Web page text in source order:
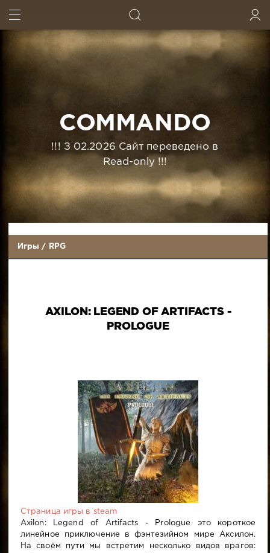
COMMANDO
!!! З 02.2026 Сайт переведено в
Read-only !!!
Игры / RPG
AXILON: LEGEND OF ARTIFACTS -
PROLOGUE
Страница игры в steam
Axilon: Legend of Artifacts - Prologue это короткое
линейное приключение в фэнтезийном мире Аксилон.
На своём пути мы встретим несколько видов врагов: